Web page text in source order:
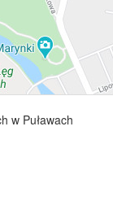
w Puławach